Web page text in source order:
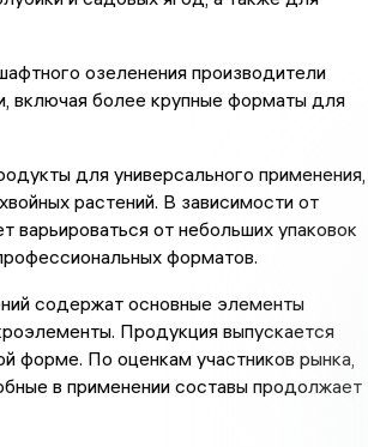
озеленения производители
включая более крупные форматы для
для универсального применения,
растений. В зависимости от
варьироваться от небольших упаковок
форматов.
содержат основные элементы
Продукция выпускается
форме. По оценкам участников рынка,
в применении составы продолжает